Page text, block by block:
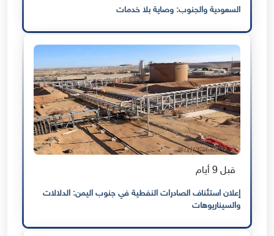
السعودية والجنوب: وصاية بلا خدمات
قبل 9 أيام
إعلان استئناف الصادرات النفطية في جنوب اليمن: الدلالات
والسيناريوهات